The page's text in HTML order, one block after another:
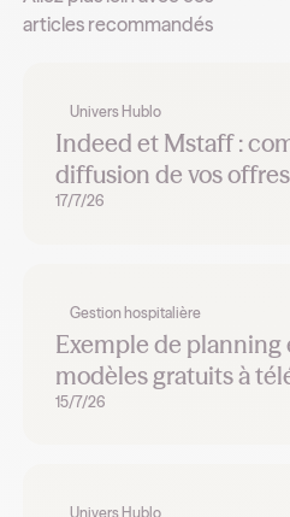
articles recommandés
Univers Hublo
Indeed et Mstaff :
diffusion de vos
17/7/26
Gestion hospitalière
Exemple de planning
modèles gratuits à
15/7/26
Univers Hublo